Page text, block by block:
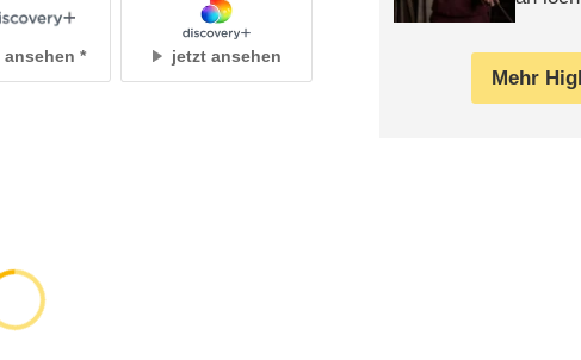
ansehen jetzt ansehen
Mehr